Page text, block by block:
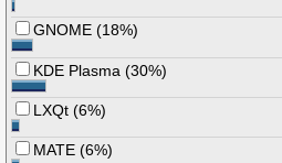
GNOME (18%)
KDE Plasma (30%)
LXQt (6%)
MATE (6%)